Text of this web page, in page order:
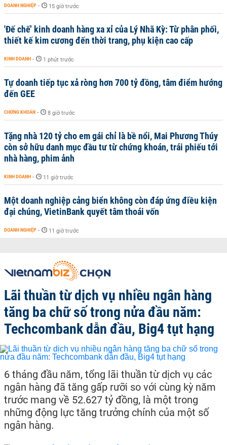
DOANH NGHIỆP - 15 giờ trước
'Đế chế’ kinh doanh hàng xa xỉ của Lý Nhã Kỳ: Từ phân phối,
thiết kế kim cương đến thời trang, phụ kiện cao cấp
KINH DOANH - 1 phút trước
Tự doanh tiếp tục xả ròng hơn 700 tỷ đồng, tâm điểm hướng
đến GEE
CHỨNG KHOÁN - 8 giờ trước
Tặng nhà 120 tỷ cho em gái chỉ là bề nổi, Mai Phương Thúy
còn sở hữu danh mục đầu tư từ chứng khoán, trái phiếu tới
nhà hàng, phim ảnh
KINH DOANH - 11 giờ trước
Một doanh nghiệp cảng biển không còn đáp ứng điều kiện
đại chúng, VietinBank quyết tâm thoái vốn
DOANH NGHIỆP - 11 giờ trước
Lãi thuần từ dịch vụ nhiều ngân hàng
tăng ba chữ số trong nửa đầu năm:
Techcombank dẫn đầu, Big4 tụt hạng
6 tháng đầu năm, tổng lãi thuần từ dịch vụ các
ngân hàng đã tăng gấp rưỡi so với cùng kỳ năm
trước mang về 52.627 tỷ đồng, là một trong
những động lực tăng trưởng chính của một số
ngân hàng.